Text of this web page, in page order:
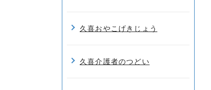
久喜おやこげきじょう
久喜介護者のつどい